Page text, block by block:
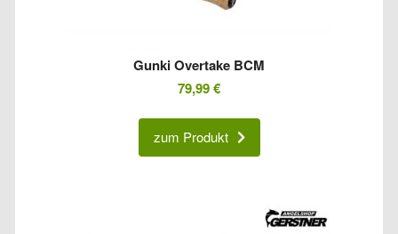
Gunki Overtake BCM
79,99€
zum Produkt